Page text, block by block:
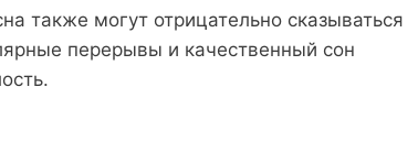
также могут отрицательно сказываться
перерывы и качественный сон